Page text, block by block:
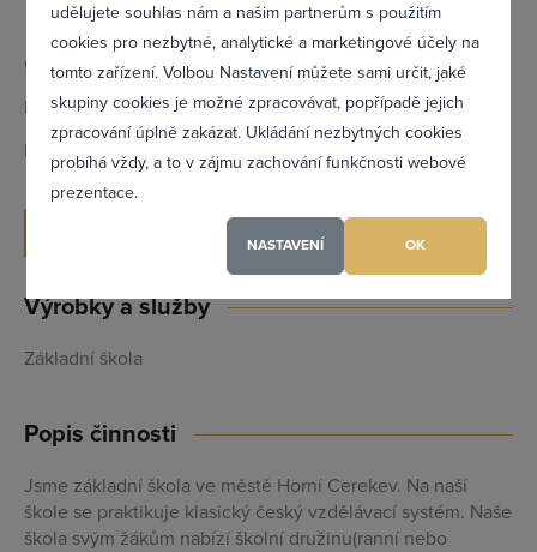
udělujete souhlas nám a našim partnerům s použitím
cookies pro nezbytné, analytické a marketingové účely na
tomto zařízení. Volbou Nastavení můžete sami určit, jaké
skupiny cookies je možné zpracovávat, popřípadě jejich
zpracování úplně zakázat. Ukládání nezbytných cookies
probíhá vždy, a to v zájmu zachování funkčnosti webové
prezentace.
NASTAVENÍ OK
ředitele
Otevírací doba:
Dle tel. domluvy
IČ:
75000296
DIČ:
CZ75000296
Výrobky a služby
Základní škola
Popis činnosti
Jsme základní škola ve městě Horní Cerekev. Na naší
škole se praktikuje klasický český vzdělávací systém. Naše
škola svým žákům nabízí školní družinu(ranní nebo
Zapomněl(a) jsem heslo
Registrovat se
Maximální zviditelnění ve výpisu firem
Profesionální přístup k Vám i Vaší firmě
PŘIDAT FIRMU